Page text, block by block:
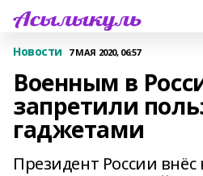
Новости 7 МАЯ 2020, 06:57
Военным в
запретили
гаджетами
Президент России